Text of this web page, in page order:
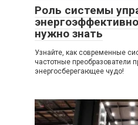
Роль системы
нужно знать
Узнайте, как современные
частотные преобразователи
энергосберегающее чудо!